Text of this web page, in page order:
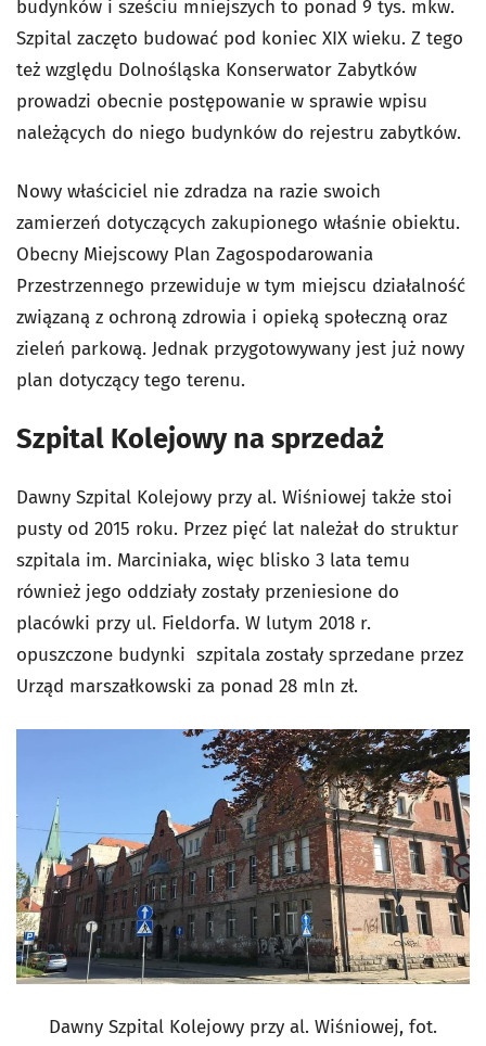
budynków i sześciu mniejszych to ponad 9 tys. mkw.
Szpital zaczęto budować pod koniec XIX wieku. Z tego
też względu Dolnośląska Konserwator Zabytków
prowadzi obecnie postępowanie w sprawie wpisu
należących do niego budynków do rejestru zabytków.
Nowy właściciel nie zdradza na razie swoich
zamierzeń dotyczących zakupionego właśnie obiektu.
Obecny Miejscowy Plan Zagospodarowania
Przestrzennego przewiduje w tym miejscu działalność
związaną z ochroną zdrowia i opieką społeczną oraz
zieleń parkową. Jednak przygotowywany jest już nowy
plan dotyczący tego terenu.
Szpital Kolejowy na sprzedaż
Dawny Szpital Kolejowy przy al. Wiśniowej także stoi
pusty od 2015 roku. Przez pięć lat należał do struktur
szpitala im. Marciniaka, więc blisko 3 lata temu
również jego oddziały zostały przeniesione do
placówki przy ul. Fieldorfa. W lutym 2018 r.
opuszczone budynki szpitala zostały sprzedane przez
Urząd marszałkowski za ponad 28 mln zł.
Dawny Szpital Kolejowy przy al. Wiśniowej, fot.